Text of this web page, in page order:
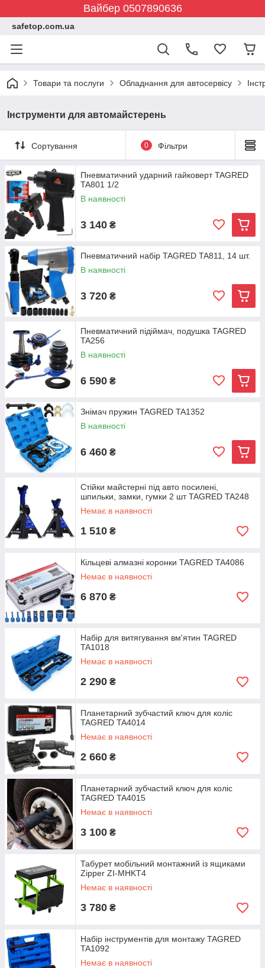
Вайбер 0507890636
safetop.com.ua
Товари та послуги Обладнання для автосервісу
Інструменти для автомайстерень
Сортування 0 Фільтри
Пневматичний ударний гайковерт TAGRED
TA801 1/2
В наявності
3 140 ₴
Пневматичний набір TAGRED TA811, 14 шт.
В наявності
3 720 ₴
Пневматичний підіймач, подушка TAGRED
TA256
В наявності
6 590 ₴
Знімач пружин TAGRED TA1352
В наявності
6 460 ₴
Стійки майстерні під авто посилені,
шпильки, замки, гумки 2 шт TAGRED TA248
Немає в наявності
1 510 ₴
Кільцеві алмазні коронки TAGRED TA4086
Немає в наявності
6 870 ₴
Набір для витягування вм'ятин TAGRED
TA1018
Немає в наявності
2 290 ₴
Планетарний зубчастий ключ для коліс
TAGRED TA4014
Немає в наявності
2 660 ₴
Планетарний зубчастий ключ для коліс
TAGRED TA4015
Немає в наявності
3 100 ₴
Табурет мобільний монтажний із ящиками
Zipper ZI-MHKT4
Немає в наявності
3 780 ₴
Набір інструментів для монтажу TAGRED
TA1092
Немає в наявності